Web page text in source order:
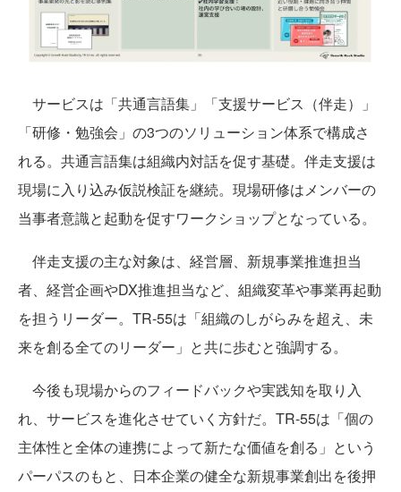
サービスは「共通言語集」「支援サービス（伴走）」
「研修・勉強会」の3つのソリューション体系で構成さ
れる。共通言語集は組織内対話を促す基礎。伴走支援は
現場に入り込み仮説検証を継続。現場研修はメンバーの
当事者意識と起動を促すワークショップとなっている。
伴走支援の主な対象は、経営層、新規事業推進担当
者、経営企画やDX推進担当など、組織変革や事業再起動
を担うリーダー。TR-55は「組織のしがらみを超え、未
来を創る全てのリーダー」と共に歩むと強調する。
今後も現場からのフィードバックや実践知を取り入
れ、サービスを進化させていく方針だ。TR-55は「個の
主体性と全体の連携によって新たな価値を創る」という
パーパスのもと、日本企業の健全な新規事業創出を後押